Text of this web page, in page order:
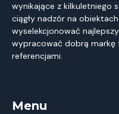
wynikające z kilkuletniego
ciągły nadzór na
wyselekcjonować
wypracować dobrą
referencjami.
Menu